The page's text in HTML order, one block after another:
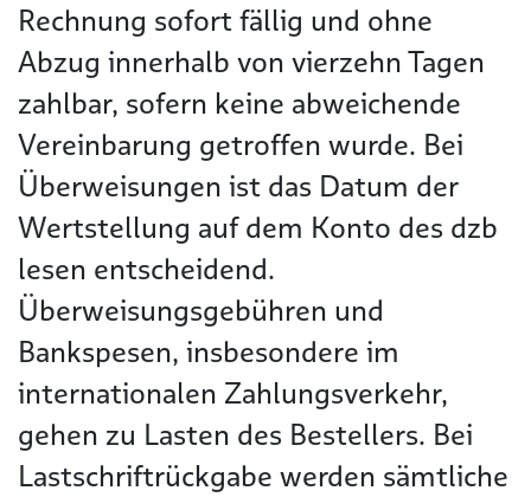
Rechnung sofort fällig und ohne
Abzug innerhalb von vierzehn Tagen
zahlbar, sofern keine abweichende
Vereinbarung getroffen wurde. Bei
Überweisungen ist das Datum der
Wertstellung auf dem Konto des dzb
lesen entscheidend.
Überweisungsgebühren und
Bankspesen, insbesondere im
internationalen Zahlungsverkehr,
gehen zu Lasten des Bestellers. Bei
Lastschriftrückgabe werden sämtliche